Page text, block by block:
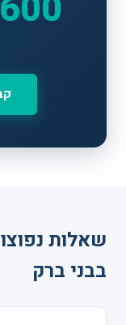
שאלות
בבני ברק